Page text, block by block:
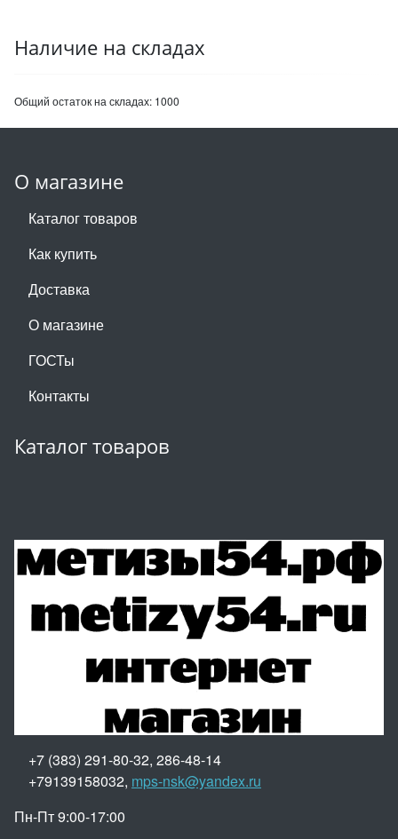
Наличие на складах
Общий остаток на складах: 1000
О магазине
Каталог товаров
Как купить
Доставка
О магазине
ГОСТы
Контакты
Каталог товаров
+7 (383) 291-80-32, 286-48-14
+79139158032, mps-nsk@yandex.ru
Пн-Пт 9:00-17:00